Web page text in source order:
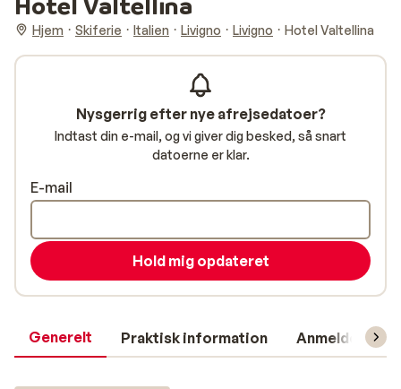
Hjem Skiferie Italien Livigno Livigno Hotel Valtellina
Generelt Praktisk information Anmeldelser
Nysgerrig efter nye afrejsedatoer?
Indtast din e-mail, og vi giver dig besked, så snart
datoerne er klar.
E-mail
Hold mig opdateret